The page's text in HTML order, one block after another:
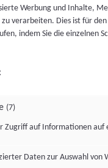
Werbung und Inhalte,
verarbeiten. Dies ist für
indem Sie die einzelnen
(7)
Zugriff auf Informationen auf
Daten zur Auswahl von